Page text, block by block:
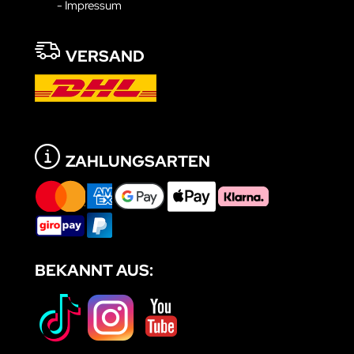
- Impressum
VERSAND
ZAHLUNGSARTEN
BEKANNT AUS: